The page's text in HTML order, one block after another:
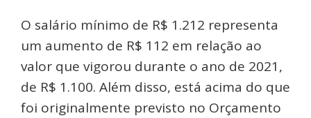
O salário mínimo de R$ 1.212 representa
um aumento de R$ 112 em relação ao
valor que vigorou durante o ano de 2021,
de R$ 1.100. Além disso, está acima do que
foi originalmente previsto no Orçamento